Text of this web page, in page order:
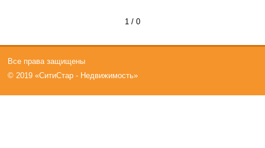
1 / 0
Все права защищены
© 2019 «СитиСтар - Недвижимость»